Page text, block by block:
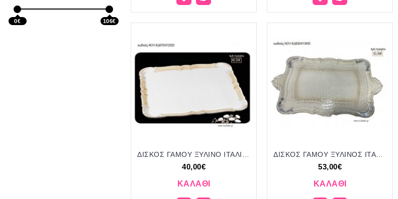
0€ 106€
ΔΙΣΚΟΣ ΓΑΜΟΥ ΞΥΛΙΝΟ ΙΤΑΛΙΚΟΣ NOV-ΚΔ670/412520 40.00€!!!
40,00€
ΚΑΛΆΘΙ
ΔΙΣΚΟΣ ΓΑΜΟΥ ΞΥΛΙΝΟΣ ΙΤΑΛΙΚΟΣ ΔΙΣΚΟΣ ΓΑΜΟΥ NOV-ΚΔ830/413400 53.00€!!!
53,00€
ΚΑΛΆΘΙ